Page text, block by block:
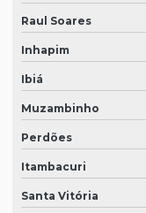
Raul Soares
Inhapim
Ibiá
Muzambinho
Perdões
Itambacuri
Santa Vitória